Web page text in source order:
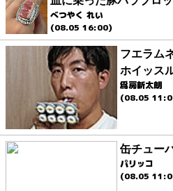
べつやく れい
(08.05 16:00)
フエラム
ホイッス
爲房新太朗
(08.05
缶チュー
パリッコ
(08.05